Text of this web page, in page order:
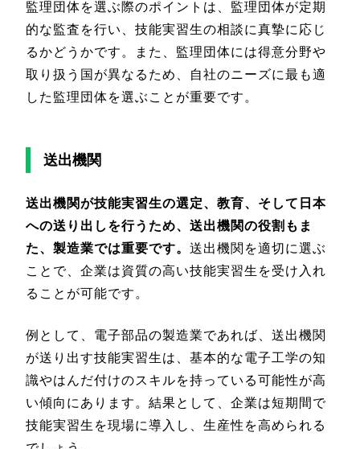
監理団体を選ぶ際のポイントは、監理団体が定期
的な監査を行い、技能実習生の相談に真摯に応じ
るかどうかです。また、監理団体には得意分野や
取り扱う国が異なるため、自社のニーズに最も適
した監理団体を選ぶことが重要です。
送出機関
送出機関が技能実習生の選定、教育、そして日本
への送り出しを行うため、送出機関の役割もま
た、製造業では重要です。 送出機関を適切に選ぶ
ことで、企業は資質の高い技能実習生を受け入れ
ることが可能です。
例として、電子部品の製造業であれば、送出機関
が送り出す技能実習生は、基本的な電子工学の知
識やはんだ付けのスキルを持っている可能性が高
い傾向にあります。結果として、企業は短期間で
技能実習生を現場に導入し、生産性を高められる